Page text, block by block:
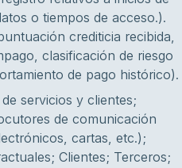
o tiempos de acceso.).
crediticia recibida,
clasificación de riesgo
de pago histórico).
servicios y clientes;
de comunicación
cartas, etc.);
Clientes; Terceros;